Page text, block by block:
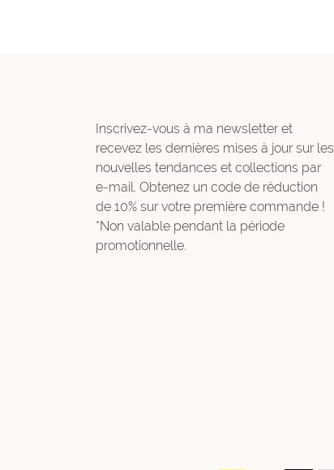
Inscrivez-vous à ma newsletter et
recevez les dernières mises à jour sur les
nouvelles tendances et collections par
e-mail. Obtenez un code de réduction
de 10% sur votre première commande !
*Non valable pendant la période
promotionnelle.